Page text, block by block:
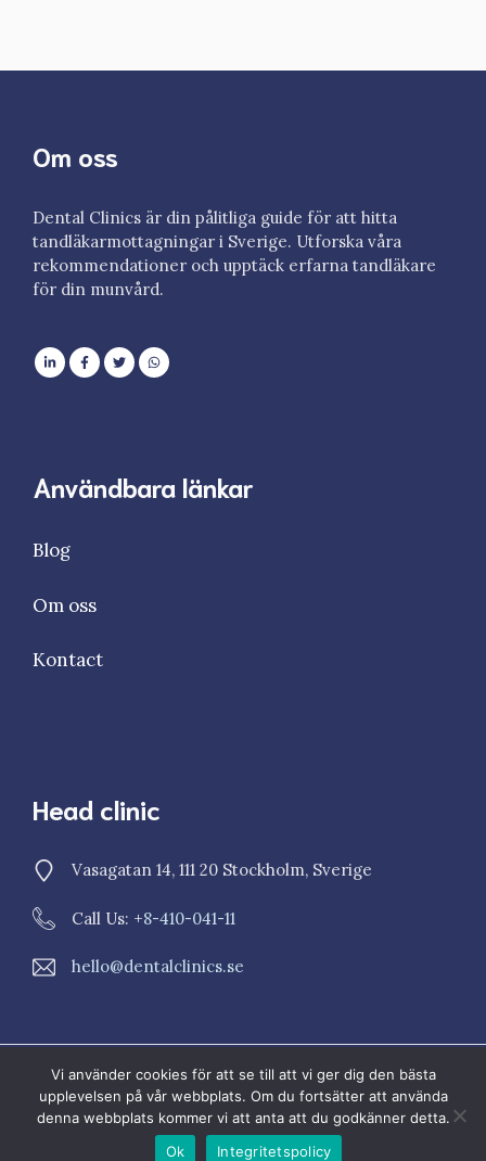
Om oss
Dental Clinics är din pålitliga guide för att hitta
tandläkarmottagningar i Sverige. Utforska våra
rekommendationer och upptäck erfarna tandläkare
för din munvård.
Användbara länkar
Blog
Om oss
Kontact
Head clinic
Vasagatan 14, 111 20 Stockholm, Sverige
Call Us: +8-410-041-11
hello@dentalclinics.se
© 2023 Dental Clinics
SekretesspolicyCookiepolicy
Vi använder cookies för att se till att vi ger dig den bästa
upplevelsen på vår webbplats. Om du fortsätter att använda
denna webbplats kommer vi att anta att du godkänner detta.
Ok
Integritetspolicy